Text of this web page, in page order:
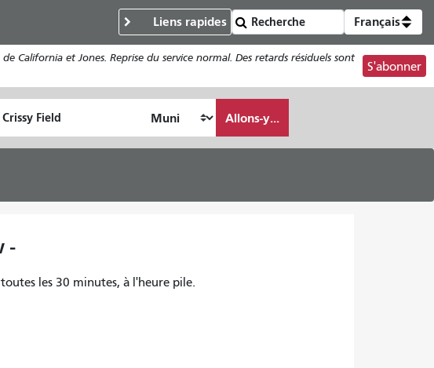
Liens rapides Français
California et Jones. Reprise du service normal. Des retards résiduels sont
S'abonner
Comment
Allons-y...
-
les 30 minutes, à l'heure pile.